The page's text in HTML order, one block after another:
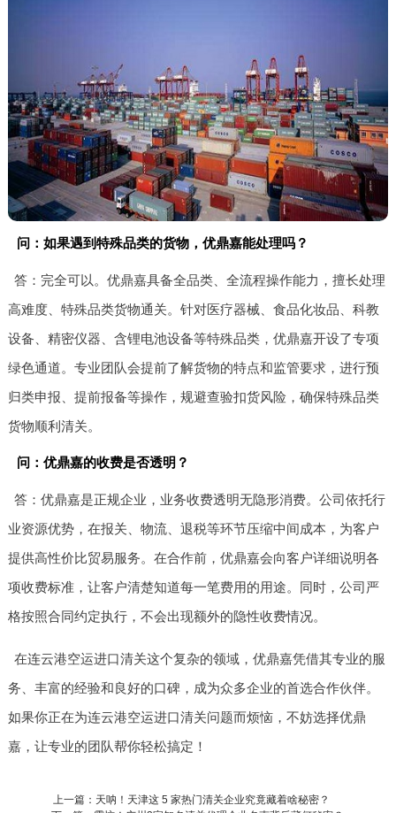
问：如果遇到特殊品类的货物，优鼎嘉能处理吗？
答：完全可以。优鼎嘉具备全品类、全流程操作能力，擅长处理
高难度、特殊品类货物通关。针对医疗器械、食品化妆品、科教
设备、精密仪器、含锂电池设备等特殊品类，优鼎嘉开设了专项
绿色通道。专业团队会提前了解货物的特点和监管要求，进行预
归类申报、提前报备等操作，规避查验扣货风险，确保特殊品类
货物顺利清关。
问：优鼎嘉的收费是否透明？
答：优鼎嘉是正规企业，业务收费透明无隐形消费。公司依托行
业资源优势，在报关、物流、退税等环节压缩中间成本，为客户
提供高性价比贸易服务。在合作前，优鼎嘉会向客户详细说明各
项收费标准，让客户清楚知道每一笔费用的用途。同时，公司严
格按照合同约定执行，不会出现额外的隐性收费情况。
在连云港空运进口清关这个复杂的领域，优鼎嘉凭借其专业的服
务、丰富的经验和良好的口碑，成为众多企业的首选合作伙伴。
如果你正在为连云港空运进口清关问题而烦恼，不妨选择优鼎
嘉，让专业的团队帮你轻松搞定！
上一篇：天呐！天津这 5 家热门清关企业究竟藏着啥秘密？